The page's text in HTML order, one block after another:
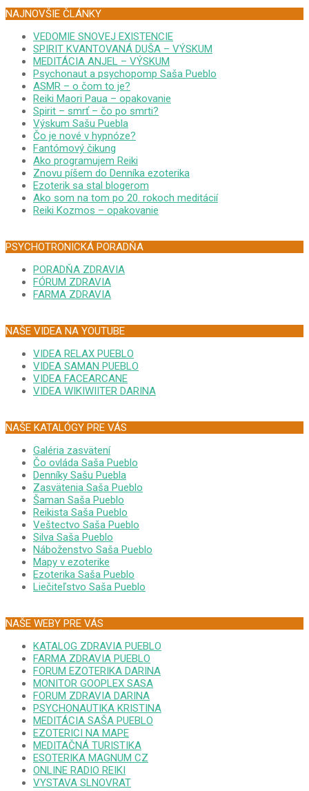
NAJNOVŠIE ČLÁNKY
VEDOMIE SNOVEJ EXISTENCIE
SPIRIT KVANTOVANÁ DUŠA – VÝSKUM
MEDITÁCIA ANJEL – VÝSKUM
Psychonaut a psychopomp Saša Pueblo
ASMR – o čom to je?
Reiki Maori Paua – opakovanie
Spirit – smrť – čo po smrti?
Výskum Sašu Puebla
Čo je nové v hypnóze?
Fantómový čikung
Ako programujem Reiki
Znovu píšem do Denníka ezoterika
Ezoterik sa stal blogerom
Ako som na tom po 20. rokoch meditácií
Reiki Kozmos – opakovanie
PSYCHOTRONICKÁ PORADŇA
PORADŇA ZDRAVIA
FÓRUM ZDRAVIA
FARMA ZDRAVIA
NAŠE VIDEA NA YOUTUBE
VIDEA RELAX PUEBLO
VIDEA SAMAN PUEBLO
VIDEA FACEARCANE
VIDEA WIKIWIITER DARINA
NAŠE KATALÓGY PRE VÁS
Galéria zasvätení
Čo ovláda Saša Pueblo
Denníky Sašu Puebla
Zasvätenia Saša Pueblo
Šaman Saša Pueblo
Reikista Saša Pueblo
Veštectvo Saša Pueblo
Silva Saša Pueblo
Náboženstvo Saša Pueblo
Mapy v ezoterike
Ezoterika Saša Pueblo
Liečiteľstvo Saša Pueblo
NAŠE WEBY PRE VÁS
KATALOG ZDRAVIA PUEBLO
FARMA ZDRAVIA PUEBLO
FORUM EZOTERIKA DARINA
MONITOR GOOPLEX SASA
FORUM ZDRAVIA DARINA
PSYCHONAUTIKA KRISTINA
MEDITÁCIA SAŠA PUEBLO
EZOTERICI NA MAPE
MEDITAČNÁ TURISTIKA
ESOTERIKA MAGNUM CZ
ONLINE RADIO REIKI
VYSTAVA SLNOVRAT